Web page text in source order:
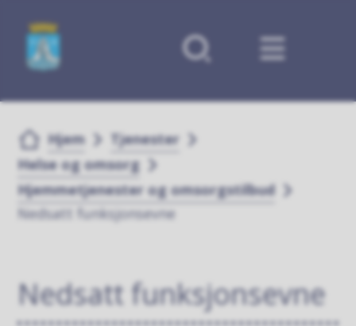
Forsiden
Du er her:
Hjem
Tjenester
Helse og omsorg
Hjemmetjenester og omsorgstilbud
Nedsatt funksjonsevne
Nedsatt funksjonsevne